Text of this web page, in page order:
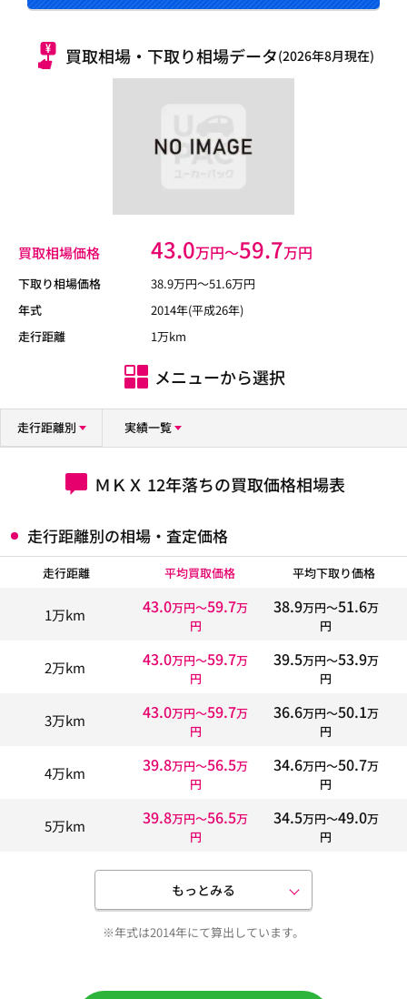
買取相場・下取り相場データ(2026年8月現在)
買取相場価格 43.0万円〜59.7万円
下取り相場価格 38.9万円〜51.6万円
年式
2014年(平成26年)
走行距離
1万km
メニューから選択
走行距離別 実績一覧
ＭＫＸ 12年落ちの買取価格相場表
走行距離別の相場・査定価格
走行距離 平均買取価格 平均下取り価格
1万km 43.0万円〜59.7万
円
38.9万円〜51.6万
円
2万km 43.0万円〜59.7万
円
39.5万円〜53.9万
円
3万km 43.0万円〜59.7万
円
36.6万円〜50.1万
円
4万km 39.8万円〜56.5万
円
34.6万円〜50.7万
円
5万km 39.8万円〜56.5万
円
34.5万円〜49.0万
円
もっとみる
※年式は2014年にて算出しています。